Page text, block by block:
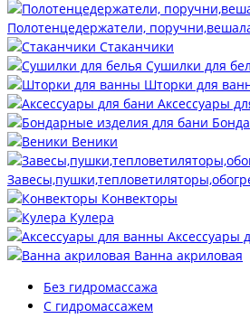
Полотенцедержатели,
Стаканчики
Сушилки для
Шторки для
Аксессуары
Веники
Конвекторы
Кулера
Аксессуары
Ванна акриловая
Без гидромассажа
С гидромассажем